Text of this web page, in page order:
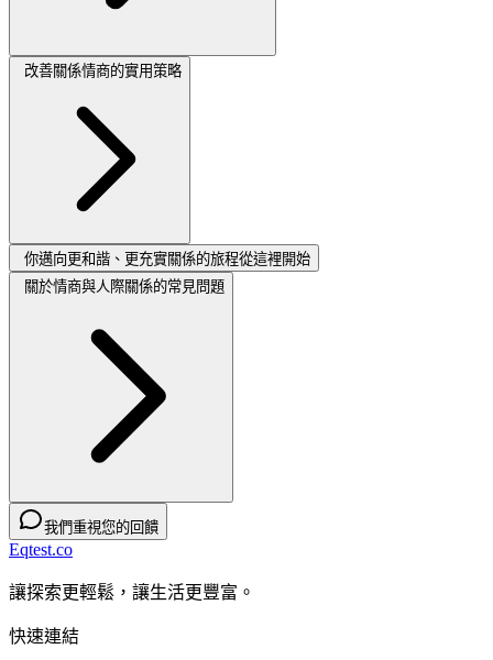
改善關係情商的實用策略
你邁向更和諧、更充實關係的旅程從這裡開始
關於情商與人際關係的常見問題
我們重視您的回饋
Eqtest.co
讓探索更輕鬆，讓生活更豐富。
快速連結